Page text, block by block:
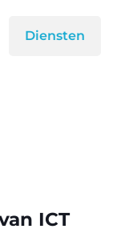
Diensten
ICT